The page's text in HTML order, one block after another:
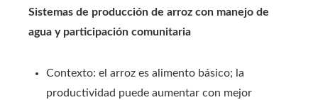
Sistemas de producción de arroz con manejo de
agua y participación comunitaria
Contexto: el arroz es alimento básico; la
productividad puede aumentar con mejor